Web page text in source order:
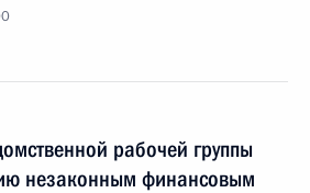
рабочей группы
незаконным финансовым